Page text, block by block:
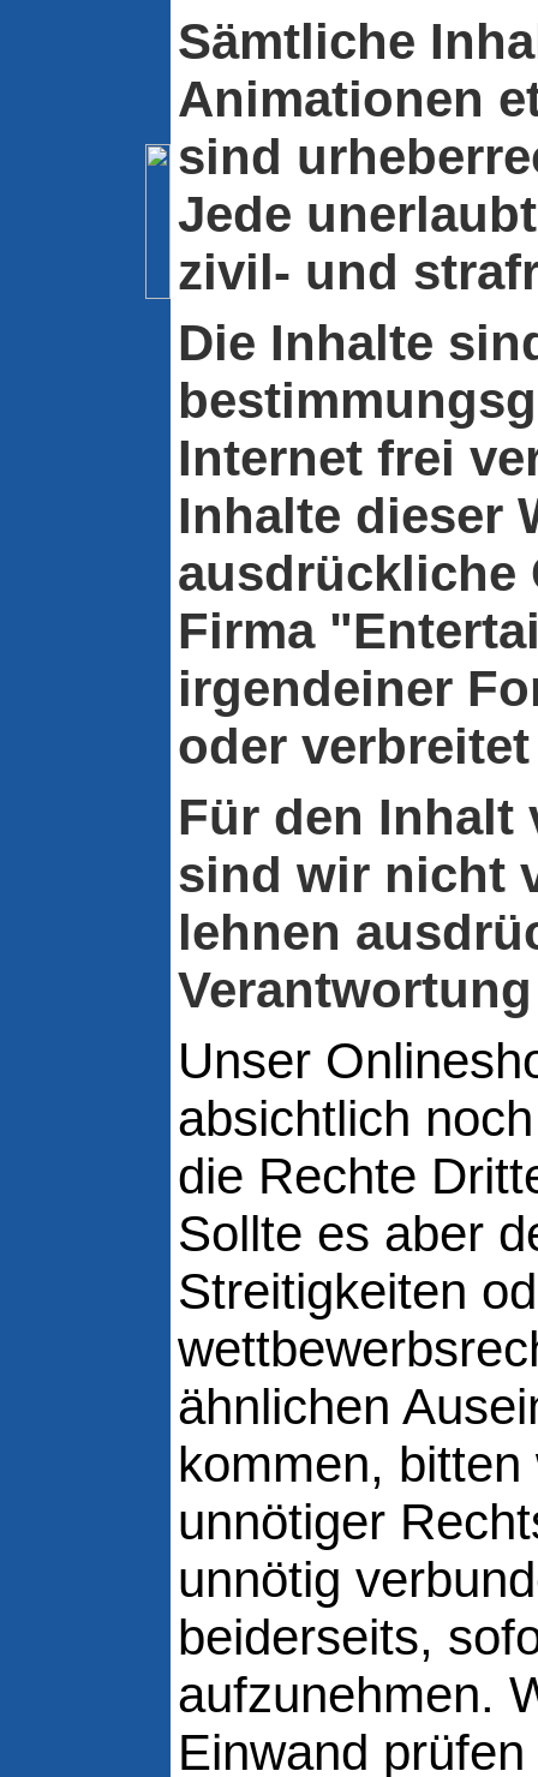
Sämtliche
Animationen
sind
Jede
zivil- und
Die Inhalte
Internet frei
Inhalte dieser
ausdrückliche
Firma
irgendeiner
oder
Für den Inhalt
sind wir nicht
lehnen
Unser
absichtlich
die Rechte
Sollte es aber
Streitigkeiten
ähnlichen
kommen,
unnötiger
unnötig
beiderseits,
aufzunehmen.
Einwand